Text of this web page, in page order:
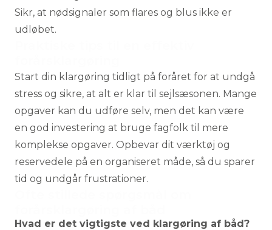
Sikr, at nødsignaler som flares og blus ikke er
udløbet.
Start din klargøring tidligt på foråret for at undgå
stress og sikre, at alt er klar til sejlsæsonen. Mange
opgaver kan du udføre selv, men det kan være
en god investering at bruge fagfolk til mere
komplekse opgaver. Opbevar dit værktøj og
reservedele på en organiseret måde, så du sparer
tid og undgår frustrationer.
Hvad er det vigtigste ved klargøring af båd?